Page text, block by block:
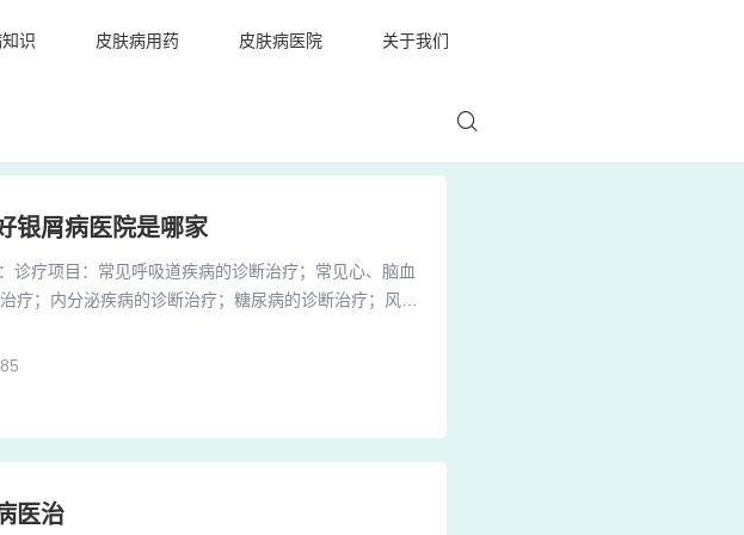
识 皮肤病用药 皮肤病医院 关于我们
银屑病医院是哪家
诊疗项目：常见呼吸道疾病的诊断治疗；常见心、脑血
疗；内分泌疾病的诊断治疗；糖尿病的诊断治疗；风湿
肠科、肛肠科、失眠抑郁科、儿科、中医康复理疗科、
医治